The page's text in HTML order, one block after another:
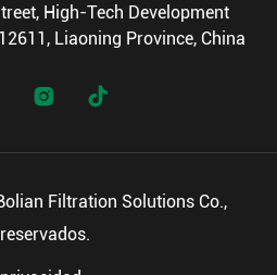
High-Tech Development
Liaoning Province, China
 
Filtration Solutions Co.,